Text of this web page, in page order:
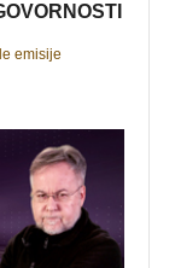
emisije